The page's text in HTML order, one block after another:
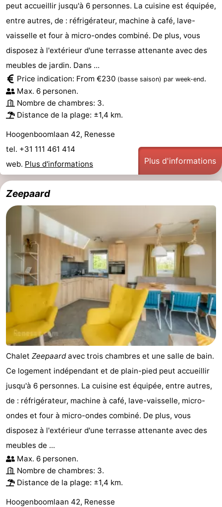
peut accueillir jusqu'à 6 personnes. La cuisine est équipée,
entre autres, de : réfrigérateur, machine à café, lave-
vaisselle et four à micro-ondes combiné. De plus, vous
disposez à l'extérieur d'une terrasse attenante avec des
meubles de jardin. Dans ...
Price indication: From €230 (basse saison) par week-end.
Max. 6 personen.
Nombre de chambres: 3.
Distance de la plage: ±1,4 km.
Hoogenboomlaan 42, Renesse
tel. +31 111 461 414
web. Plus d'informations Plus d'informations
Zeepaard
Chalet Zeepaardavec trois chambres et une salle de bain.
Ce logement indépendant et de plain-pied peut accueillir
jusqu'à 6 personnes. La cuisine est équipée, entre autres,
de : réfrigérateur, machine à café, lave-vaisselle, micro-
ondes et four à micro-ondes combiné. De plus, vous
disposez à l'extérieur d'une terrasse attenante avec des
meubles de ...
Max. 6 personen.
Nombre de chambres: 3.
Distance de la plage: ±1,4 km.
Hoogenboomlaan 42, Renesse